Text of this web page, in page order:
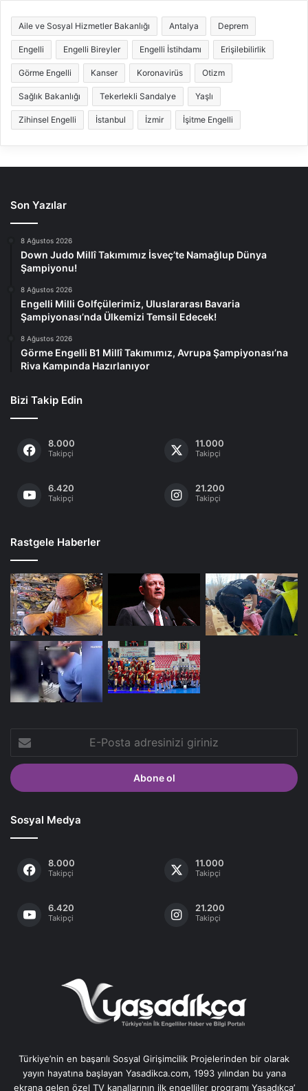
Aile ve Sosyal Hizmetler Bakanlığı Antalya Deprem
Engelli Engelli Bireyler Engelli İstihdamı Erişilebilirlik
Görme Engelli Kanser Koronavirüs Otizm
Sağlık Bakanlığı Tekerlekli Sandalye Yaşlı
Zihinsel Engelli İstanbul İzmir İşitme Engelli
Son Yazılar
8 Ağustos 2026
Down Judo Millî Takımımız İsveç’te Namağlup Dünya
Şampiyonu!
8 Ağustos 2026
Engelli Milli Golfçülerimiz, Uluslararası Bavaria
Şampiyonası’nda Ülkemizi Temsil Edecek!
8 Ağustos 2026
Görme Engelli B1 Millî Takımımız, Avrupa Şampiyonası’na
Riva Kampında Hazırlanıyor
Bizi Takip Edin
8.000
Takipçi
11.000
Takipçi
6.420
Takipçi
21.200
Takipçi
Rastgele Haberler
Posta
adresinizi
giriniz
Sosyal Medya
8.000
Takipçi
11.000
Takipçi
6.420
Takipçi
21.200
Takipçi
Türkiye’nin en başarılı Sosyal Girişimcilik Projelerinden bir olarak
yayın hayatına başlayan Yasadikca.com, 1993 yılından bu yana
ekrana gelen özel TV kanallarının ilk engelliler programı Yaşadıkça’